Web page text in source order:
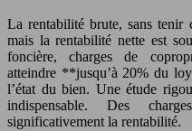
La rentabilité brute, sans tenir
mais la rentabilité nette est
foncière, charges de
atteindre **jusqu’à 20% du
l’état du bien. Une étude
indispensable. Des
significativement la rentabilité.